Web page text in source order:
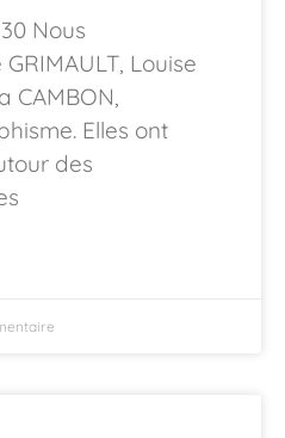
Nous
Louise
CAMBON,
Elles ont
des